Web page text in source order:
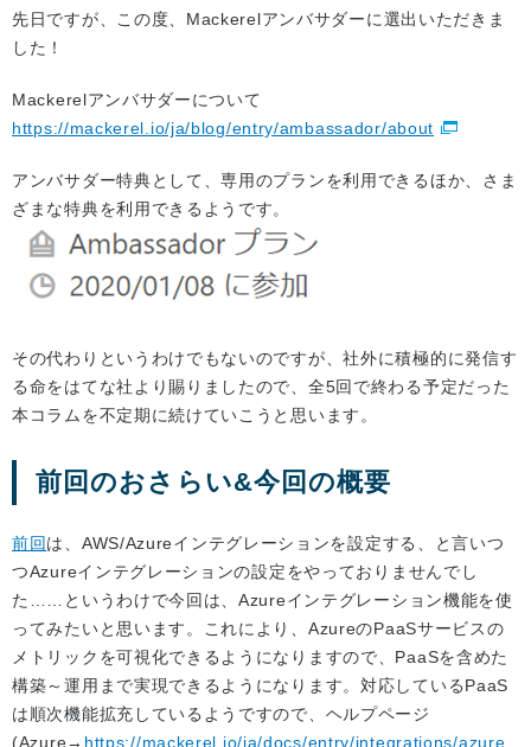
先日ですが、この度、Mackerelアンバサダーに選出いただきま
した！
Mackerelアンバサダーについて
https://mackerel.io/ja/blog/entry/ambassador/about
アンバサダー特典として、専用のプランを利用できるほか、さま
ざまな特典を利用できるようです。
その代わりというわけでもないのですが、社外に積極的に発信す
る命をはてな社より賜りましたので、全5回で終わる予定だった
本コラムを不定期に続けていこうと思います。
前回のおさらい&今回の概要
前回は、AWS/Azureインテグレーションを設定する、と言いつ
つAzureインテグレーションの設定をやっておりませんでし
た……というわけで今回は、Azureインテグレーション機能を使
ってみたいと思います。これにより、AzureのPaaSサービスの
メトリックを可視化できるようになりますので、PaaSを含めた
構築～運用まで実現できるようになります。対応しているPaaS
は順次機能拡充しているようですので、ヘルプページ
(Azure→ https://mackerel.io/ja/docs/entry/integrations/azure